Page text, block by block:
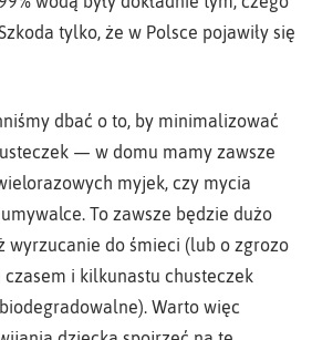
tylko, że w Polsce pojawiły się
dbać o to, by minimalizować
— w domu mamy zawsze
myjek, czy mycia
To zawsze będzie dużo
wyrzucanie do śmieci (lub o zgrozo
i kilkunastu chusteczek
Warto więc